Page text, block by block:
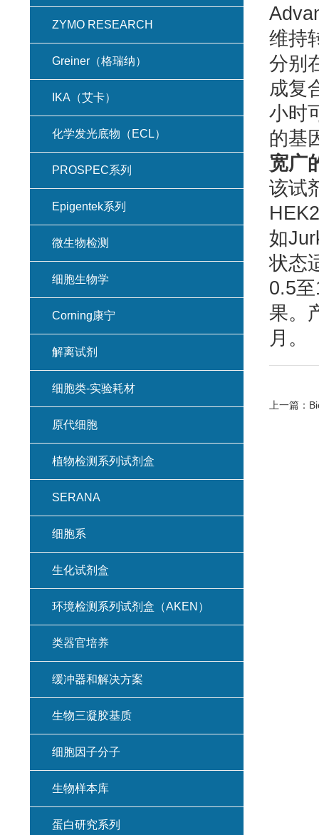
维持
分别
成复
小时
的基
宽广
该试
如
状态
0.5
果。
月。
上一篇：
ZYMO RESEARCH
Greiner（格瑞纳）
IKA（艾卡）
化学发光底物（ECL）
PROSPEC系列
Epigentek系列
微生物检测
细胞生物学
Corning康宁
解离试剂
细胞类-实验耗材
原代细胞
植物检测系列试剂盒
SERANA
细胞系
生化试剂盒
环境检测系列试剂盒（AKEN）
类器官培养
缓冲器和解决方案
生物三凝胶基质
细胞因子分子
生物样本库
蛋白研究系列